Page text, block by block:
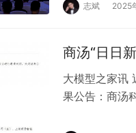
志斌 2025
商汤“日日
大模型之家讯
果公告：商汤